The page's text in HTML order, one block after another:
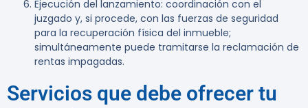
Ejecución del lanzamiento: coordinación con el
juzgado y, si procede, con las fuerzas de seguridad
para la recuperación física del inmueble;
simultáneamente puede tramitarse la reclamación de
rentas impagadas.
Servicios que debe ofrecer tu